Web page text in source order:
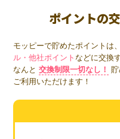
ポイントの
モッピーで貯めたポイントは
ル・他社ポイントなどに交換
なんと 交換制限一切なし！
ご利用いただけます！